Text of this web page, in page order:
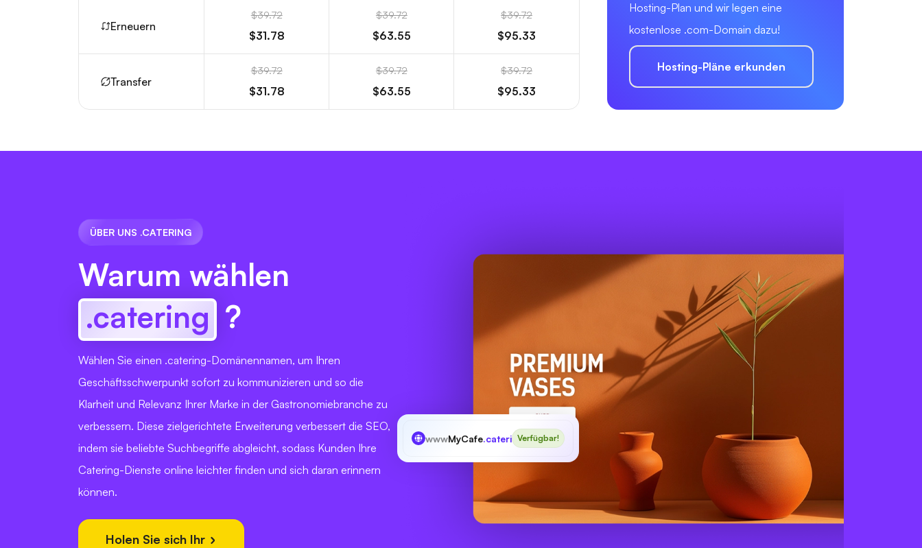
Erneuern
$39.72
$31.78
$39.72
$63.55
$39.72
$95.33
Transfer
$39.72
$31.78
$39.72
$63.55
$39.72
$95.33
Hosting-Plan und wir legen eine
kostenlose .com-Domain dazu!
Hosting-Pläne erkunden
ÜBER UNS .CATERING
Warum wählen
.catering ?
Wählen Sie einen .catering-Domänennamen, um Ihren
Geschäftsschwerpunkt sofort zu kommunizieren und so die
Klarheit und Relevanz Ihrer Marke in der Gastronomiebranche zu
verbessern. Diese zielgerichtete Erweiterung verbessert die SEO,
indem sie beliebte Suchbegriffe abgleicht, sodass Kunden Ihre
Catering-Dienste online leichter finden und sich daran erinnern
können.
Holen Sie sich Ihr
wwwMyCafe.cateringVerfügbar!